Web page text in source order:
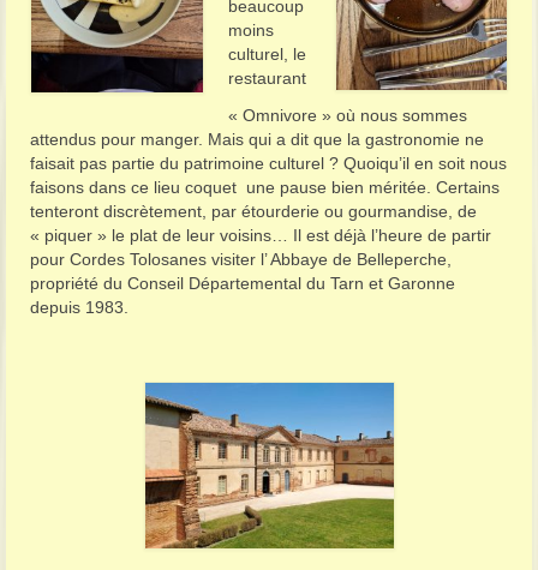
beaucoup
moins
culturel, le
restaurant
« Omnivore » où nous sommes
attendus pour manger. Mais qui a dit que la gastronomie ne
faisait pas partie du patrimoine culturel ? Quoiqu’il en soit nous
faisons dans ce lieu coquet une pause bien méritée. Certains
tenteront discrètement, par étourderie ou gourmandise, de
« piquer » le plat de leur voisins… Il est déjà l’heure de partir
pour Cordes Tolosanes visiter l’ Abbaye de Belleperche,
propriété du Conseil Départemental du Tarn et Garonne
depuis 1983.